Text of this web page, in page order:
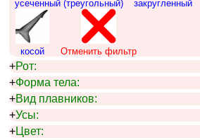
усеченный (треугольный) закругленный
косой Отменить фильтр
+Рот:
+Форма тела:
+Вид плавников:
+Усы:
+Цвет: